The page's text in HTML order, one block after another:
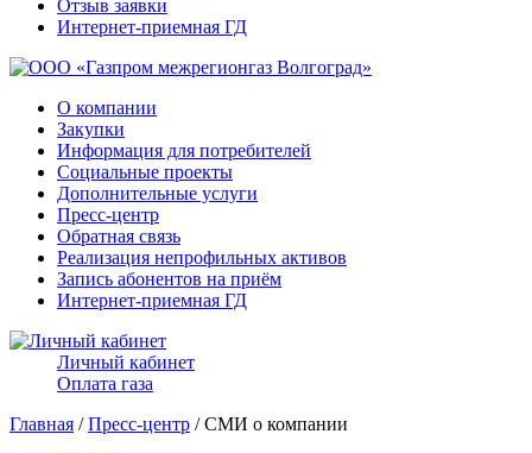
Отзыв заявки
Интернет-приемная ГД
О компании
Закупки
Информация для потребителей
Социальные проекты
Дополнительные услуги
Пресс-центр
Обратная связь
Реализация непрофильных активов
Запись абонентов на приём
Интернет-приемная ГД
Личный кабинет
Оплата газа
Главная /Пресс-центр / СМИ о компании